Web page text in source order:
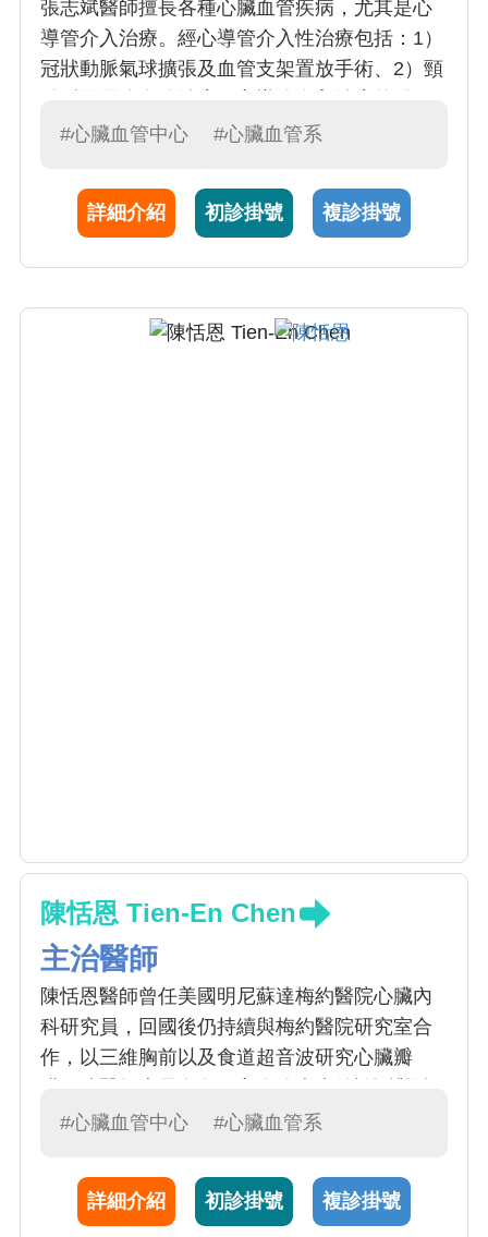
張志斌醫師擅長各種心臟血管疾病，尤其是心
導管介入治療。經心導管介入性治療包括：1）
冠狀動脈氣球擴張及血管支架置放手術、2）頸
展，帶動了心臟血管醫學的進步，更創造許多
苦，更有效地延長了患者的壽命
#心臟血管中心 #心臟血管系
詳細介紹 初診掛號 複診掛號
陳恬恩 Tien-En Chen
主治醫師
陳恬恩醫師曾任美國明尼蘇達梅約醫院心臟內
科研究員，回國後仍持續與梅約醫院研究室合
作，以三維胸前以及食道超音波研究心臟瓣
療，對於冠心症，心臟衰竭，心律不整，瓣膜
壓，高血脂以及糖尿病，均有深入的專研與經
驗。陳醫師亦專精於心臟科急重症病患的照
#心臟血管中心 #心臟血管系
詳細介紹 初診掛號 複診掛號